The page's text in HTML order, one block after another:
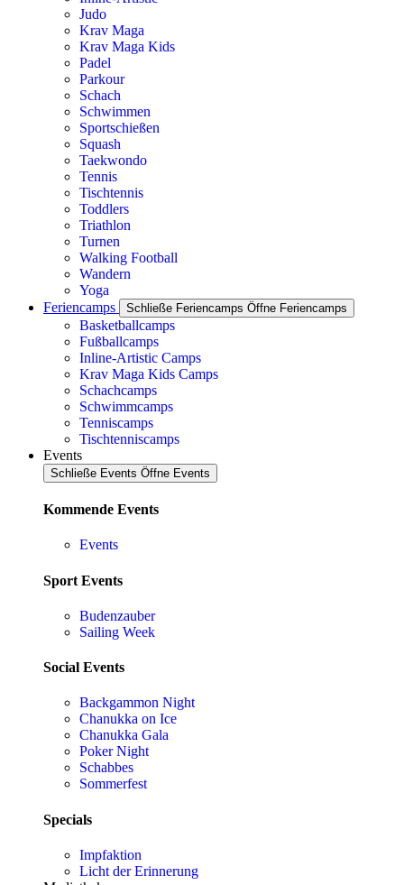
Judo
Krav Maga
Krav Maga Kids
Padel
Parkour
Schach
Schwimmen
Sportschießen
Squash
Taekwondo
Tennis
Tischtennis
Toddlers
Triathlon
Turnen
Walking Football
Wandern
Yoga
Feriencamps
Schließe Feriencamps Öffne Feriencamps
Basketballcamps
Fußballcamps
Inline-Artistic Camps
Krav Maga Kids Camps
Schachcamps
Schwimmcamps
Tenniscamps
Tischtenniscamps
Events
Schließe Events Öffne Events
Kommende Events
Events
Sport Events
Budenzauber
Sailing Week
Social Events
Backgammon Night
Chanukka on Ice
Chanukka Gala
Poker Night
Schabbes
Sommerfest
Specials
Impfaktion
Licht der Erinnerung